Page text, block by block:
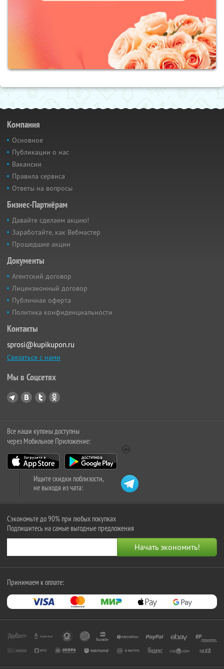
Компания
Основное
Публикации о нас
Вакансии
Правила сервиса
Ответы на вопросы
Бизнес-Партнёрам
Давайте сделаем акцию!
Заработайте, как Вебмастер
Прошедшие акции
Документы
Агентский договор
Лицензионный договор
Публичная оферта
Политика конфиденциальности
Контакты
sprosi@kupikupon.ru
Связаться с нами
Мы в Соцсетях
Все наши купоны доступны
через Мобильное Приложение:
Ищите скидки поблизости,
не выходя из чата:
Сэкономьте до 90% при любых покупках
Подпишитесь на самые выгодные предложения
Принимаем к оплате: